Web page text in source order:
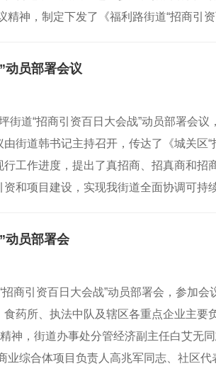
神，制定下发了《福利路街道“招商引
动员部署会议
道“招商引资百日大会战”动员部署会议
街道韩书记主持召开，传达了《城关区“
工作进度，提出了真招商、招真商和招
和项目建设，实现我街道全面协调可持
动员部署会
商引资百日大会战”动员部署会，参加会
药所、执法中队及辖区各重点企业主要
神，街道办事处分管经济副主任白艾无
业综合体项目负责人高兆军同志、社区代